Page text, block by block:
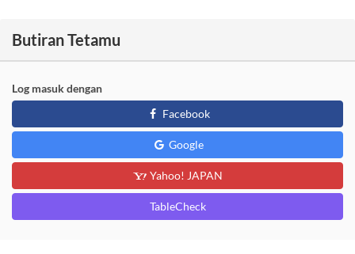
Butiran Tetamu
Log masuk dengan
Facebook
Google
Yahoo! JAPAN
TableCheck